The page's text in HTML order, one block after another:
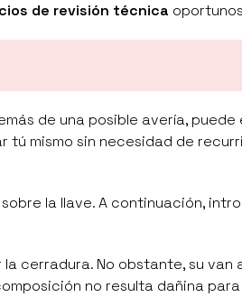
de revisión técnica
de una posible avería, puede
tú mismo sin necesidad de
la llave. A continuación,
cerradura. No obstante, su van
no resulta dañina